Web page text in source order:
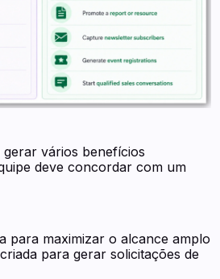
vários benefícios
deve concordar com um
para maximizar o alcance amplo
para gerar solicitações de